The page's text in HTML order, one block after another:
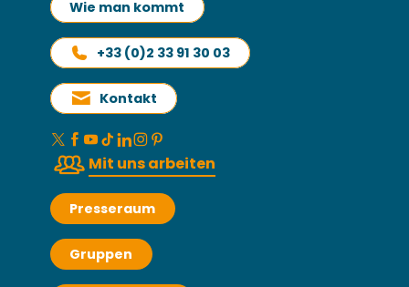
Wie man kommt
+33 (0)2 33 91 30 03
Kontakt
Mit uns arbeiten
Presseraum
Gruppen